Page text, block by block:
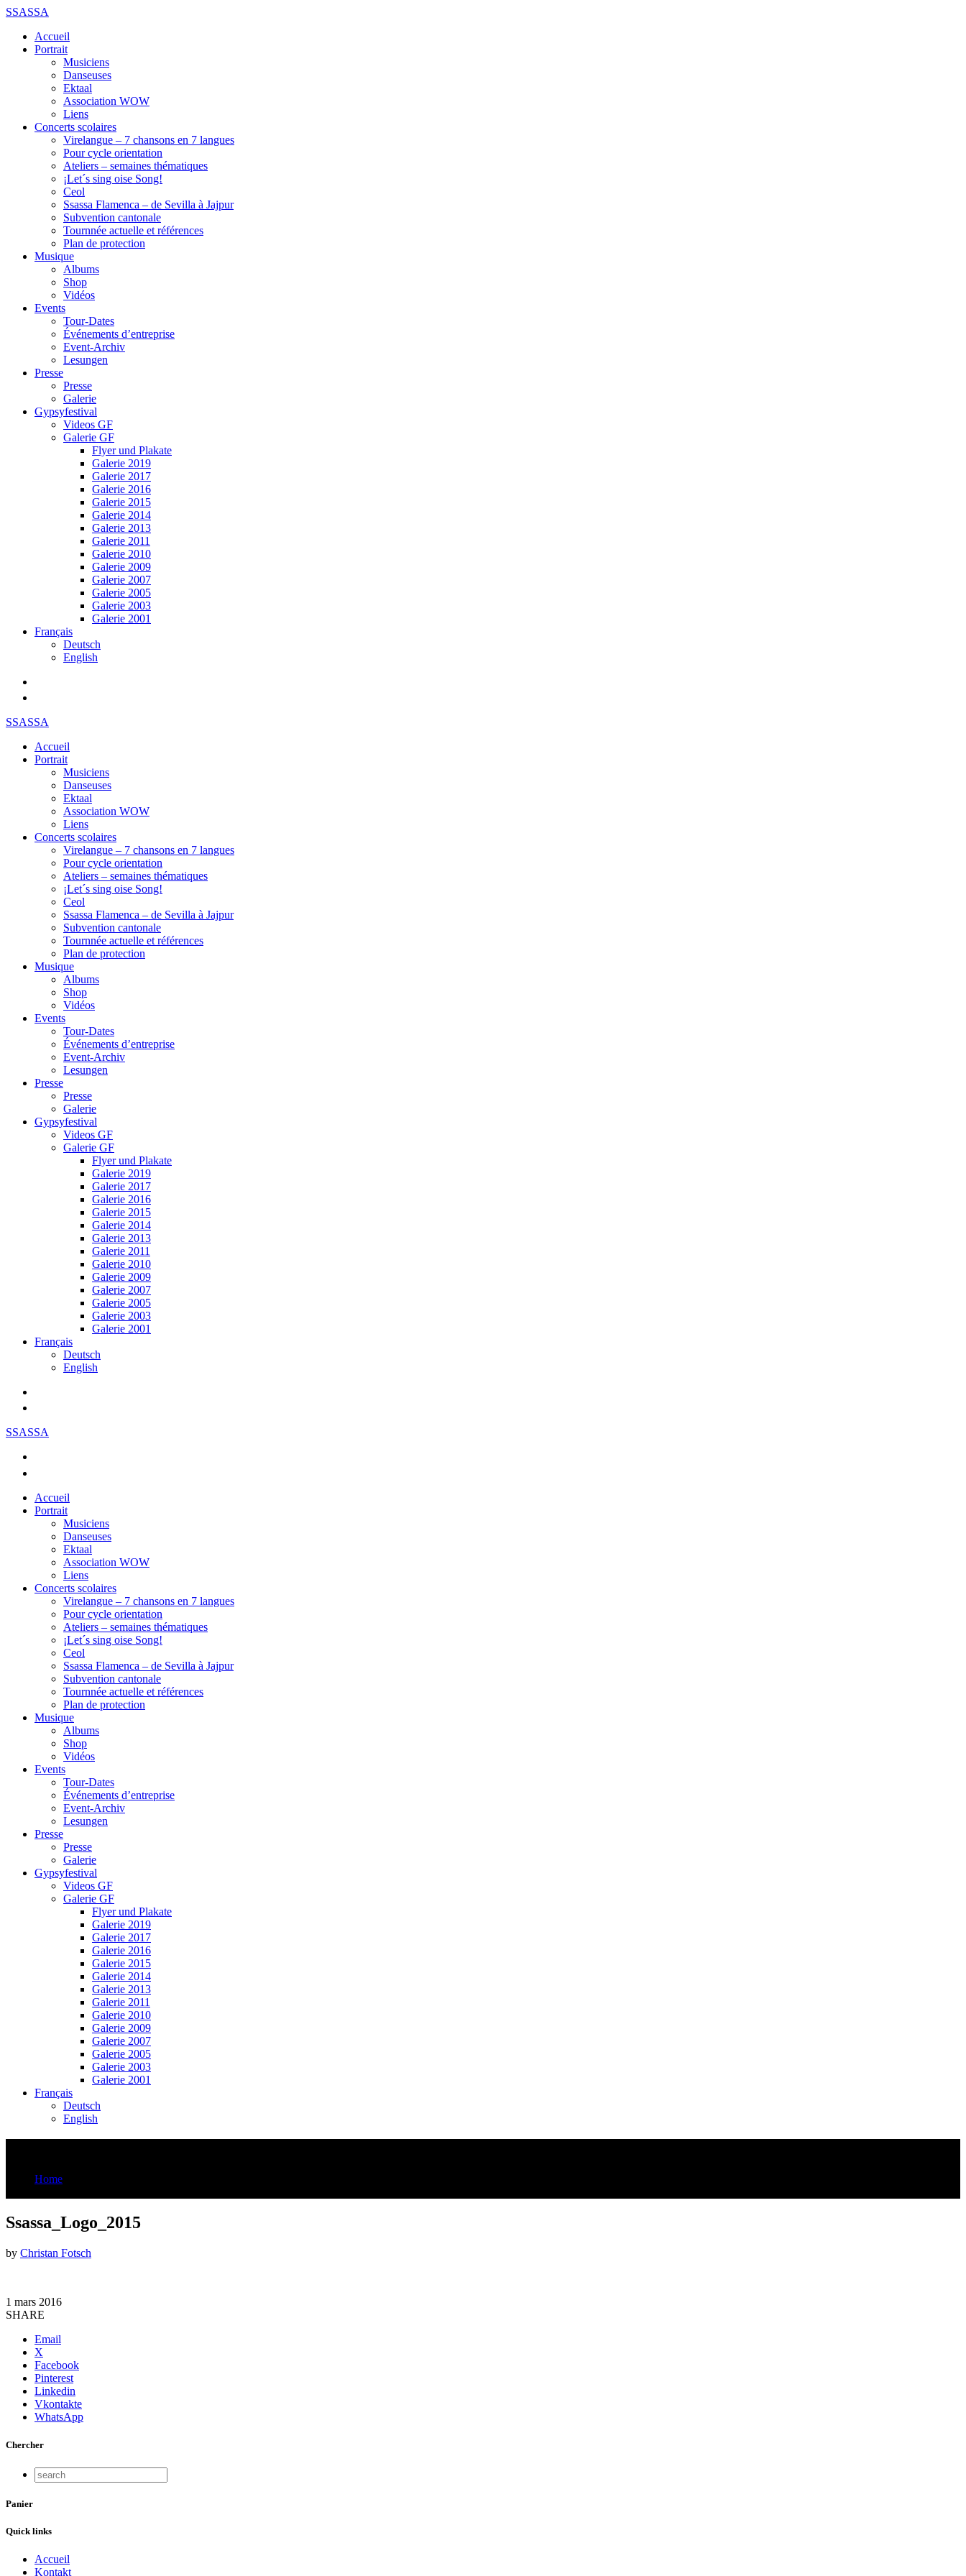
SSASSA
Accueil
Portrait
Musiciens
Danseuses
Ektaal
Association WOW
Liens
Concerts scolaires
Virelangue – 7 chansons en 7 langues
Pour cycle orientation
Ateliers – semaines thématiques
¡Let´s sing oise Song!
Ceol
Ssassa Flamenca – de Sevilla à Jajpur
Subvention cantonale
Tournnée actuelle et références
Plan de protection
Musique
Albums
Shop
Vidéos
Events
Tour-Dates
Événements d’entreprise
Event-Archiv
Lesungen
Presse
Presse
Galerie
Gypsyfestival
Videos GF
Galerie GF
Flyer und Plakate
Galerie 2019
Galerie 2017
Galerie 2016
Galerie 2015
Galerie 2014
Galerie 2013
Galerie 2011
Galerie 2010
Galerie 2009
Galerie 2007
Galerie 2005
Galerie 2003
Galerie 2001
Français
Deutsch
English
SSASSA
Accueil
Portrait
Musiciens
Danseuses
Ektaal
Association WOW
Liens
Concerts scolaires
Virelangue – 7 chansons en 7 langues
Pour cycle orientation
Ateliers – semaines thématiques
¡Let´s sing oise Song!
Ceol
Ssassa Flamenca – de Sevilla à Jajpur
Subvention cantonale
Tournnée actuelle et références
Plan de protection
Musique
Albums
Shop
Vidéos
Events
Tour-Dates
Événements d’entreprise
Event-Archiv
Lesungen
Presse
Presse
Galerie
Gypsyfestival
Videos GF
Galerie GF
Flyer und Plakate
Galerie 2019
Galerie 2017
Galerie 2016
Galerie 2015
Galerie 2014
Galerie 2013
Galerie 2011
Galerie 2010
Galerie 2009
Galerie 2007
Galerie 2005
Galerie 2003
Galerie 2001
Français
Deutsch
English
SSASSA
Accueil
Portrait
Musiciens
Danseuses
Ektaal
Association WOW
Liens
Concerts scolaires
Virelangue – 7 chansons en 7 langues
Pour cycle orientation
Ateliers – semaines thématiques
¡Let´s sing oise Song!
Ceol
Ssassa Flamenca – de Sevilla à Jajpur
Subvention cantonale
Tournnée actuelle et références
Plan de protection
Musique
Albums
Shop
Vidéos
Events
Tour-Dates
Événements d’entreprise
Event-Archiv
Lesungen
Presse
Presse
Galerie
Gypsyfestival
Videos GF
Galerie GF
Flyer und Plakate
Galerie 2019
Galerie 2017
Galerie 2016
Galerie 2015
Galerie 2014
Galerie 2013
Galerie 2011
Galerie 2010
Galerie 2009
Galerie 2007
Galerie 2005
Galerie 2003
Galerie 2001
Français
Deutsch
English
Home
Ssassa_Logo_2015
by Christan Fotsch
1 mars 2016
SHARE
Email
X
Facebook
Pinterest
Linkedin
Vkontakte
WhatsApp
Chercher
Panier
Quick links
Accueil
Kontakt